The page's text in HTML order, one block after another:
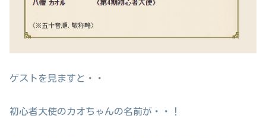
ゲストを見ますと・・
初心者大使のカオちゃんの名前が・・！